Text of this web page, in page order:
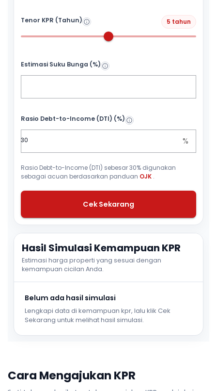
Tenor KPR (Tahun) 5 tahun
Estimasi Suku Bunga (%)
Rasio Debt-to-Income (DTI) (%)
%
Rasio Debt-to-Income (DTI) sebesar 30% digunakan
sebagai acuan berdasarkan panduan OJK .
Cek Sekarang
Hasil Simulasi Kemampuan KPR
Estimasi harga properti yang sesuai dengan
kemampuan cicilan Anda.
Belum ada hasil simulasi
Lengkapi data di kemampuan kpr, lalu klik Cek
Sekarang untuk melihat hasil simulasi.
Cara Mengajukan KPR